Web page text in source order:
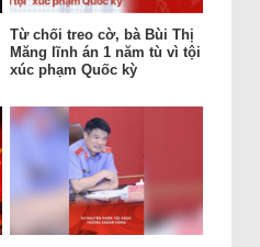
Từ chối treo cờ, bà Bùi Thị
Măng lĩnh án 1 năm tù vì tội
xúc phạm Quốc kỳ